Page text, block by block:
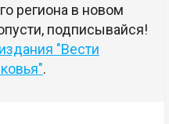
региона в новом
подписывайся!
"Вести
.